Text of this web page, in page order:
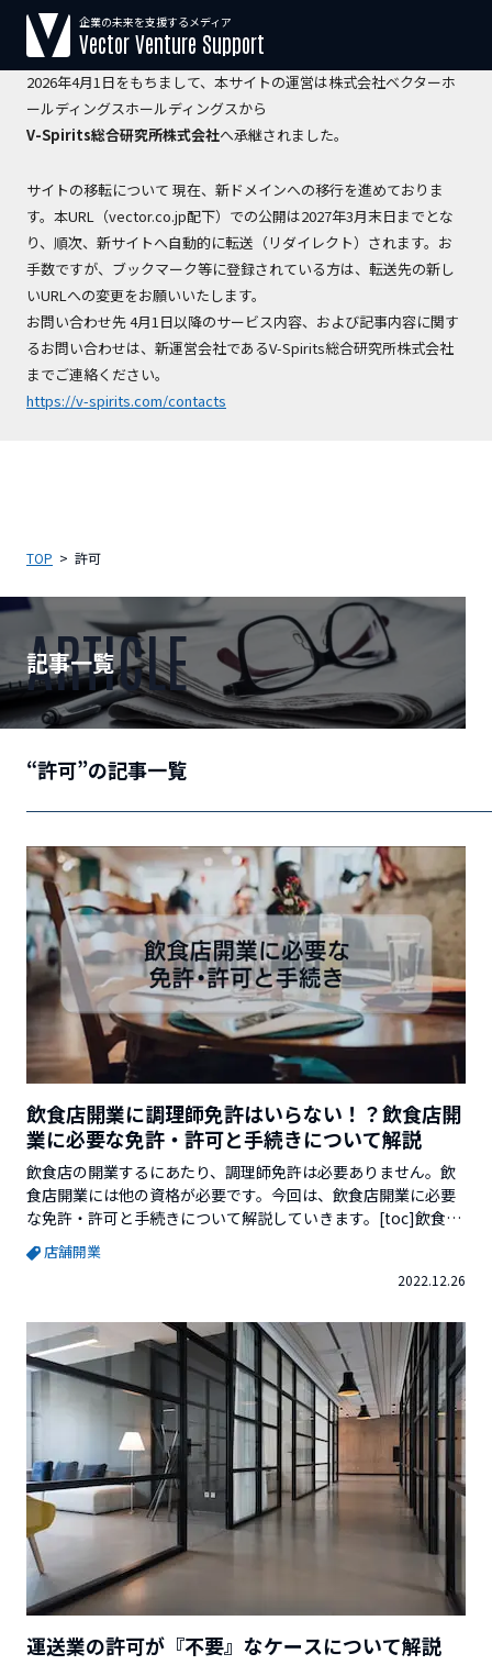
【運営会社変更のお知らせ】
2026年4月1日をもちまして、本サイトの運営は株式会社ベクターホ
ールディングスホールディングスから
V-Spirits総合研究所株式会社へ承継されました。
サイトの移転について 現在、新ドメインへの移行を進めておりま
す。本URL（vector.co.jp配下）での公開は2027年3月末日までとな
り、順次、新サイトへ自動的に転送（リダイレクト）されます。お
手数ですが、ブックマーク等に登録されている方は、転送先の新し
いURLへの変更をお願いいたします。
お問い合わせ先 4月1日以降のサービス内容、および記事内容に関す
るお問い合わせは、新運営会社であるV-Spirits総合研究所株式会社
までご連絡ください。
https://v-spirits.com/contacts
企業の未来を支援するメディア
Vector Venture Support
TOP 許可
記事一覧
ARTICLE
“許可”の記事一覧
飲食店開業に調理師免許はいらない！？飲食店開
業に必要な免許・許可と手続きについて解説
飲食店の開業するにあたり、調理師免許は必要ありません。飲
食店開業には他の資格が必要です。今回は、飲食店開業に必要
な免許・許可と手続きについて解説していきます。[toc]飲食店
の開業に必要な免許について飲食店を開業するには必ず取得し
なければいけない免許があります。以下ご紹介しますので、漏
れがないようにしましょう。食品衛生責任者食品衛生責任者と
店舗開業
2022.12.26
運送業の許可が『不要』なケースについて解説